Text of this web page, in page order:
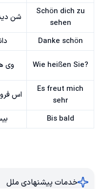
Schön dich zu
sehen
شن
Danke schön
Wie heißen Sie? وی
Es freut mich
sehr
اس
Bis bald
خدمات پیشنهادی ملل